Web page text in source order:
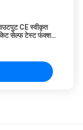
CE स्वीकृत
सेल्फ टेस्ट फंक्शन